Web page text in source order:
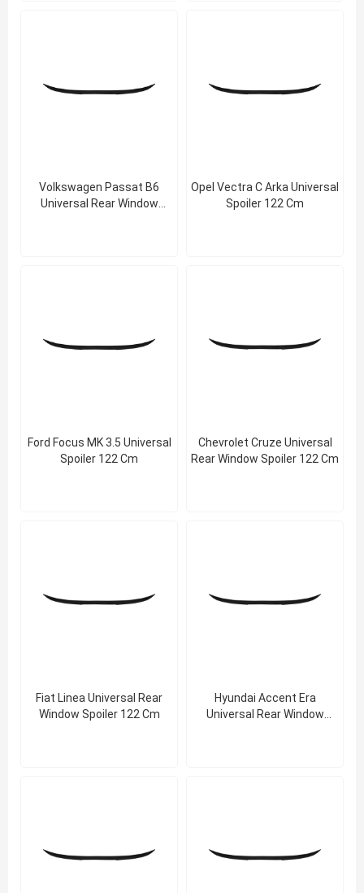
Volkswagen Passat B6
Universal Rear Window
Opel Vectra C Arka Universal
Spoiler 122 Cm
Ford Focus MK 3.5 Universal
Spoiler 122 Cm
Chevrolet Cruze Universal
Rear Window Spoiler 122 Cm
Fiat Linea Universal Rear
Window Spoiler 122 Cm
Hyundai Accent Era
Universal Rear Window